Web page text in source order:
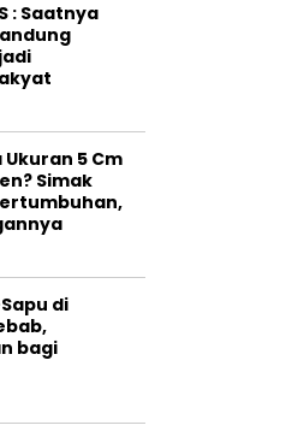
: Saatnya
5 Cm
Simak
di
bagi